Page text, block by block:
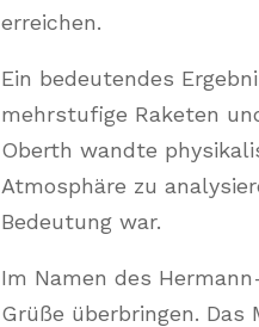
erreichen.
Ein bedeutendes
mehrstufige Raketen
Oberth wandte
Atmosphäre zu
Bedeutung war.
Im Namen des
Grüße überbringen.